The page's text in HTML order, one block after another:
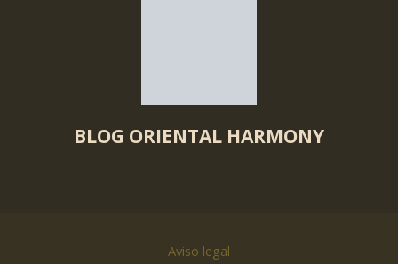
BLOG ORIENTAL HARMONY
Aviso legal